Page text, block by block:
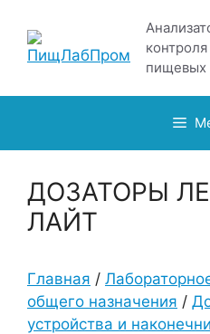
содержимому
пищевых
ДОЗАТОРЫ
ЛАЙТ
Главная /
общего назначения /
устройства и